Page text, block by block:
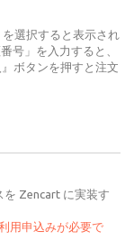
を選択すると表示され
号」を入力すると、
ボタンを押すと注文
を Zencart に実装す
用申込みが必要で